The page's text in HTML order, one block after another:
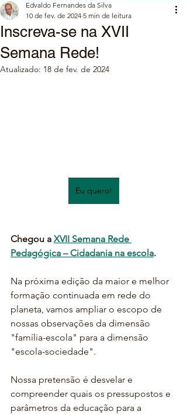
Inscreva-se na XVII
Semana Rede!
Edvaldo Fernandes da Silva
10 de fev. de 2024 5 min de leitura
Atualizado: 18 de fev. de 2024
Eu quero!
Chegou a XVII Semana Rede
Pedagógica – Cidadania na escola.
Na próxima edição da maior e melhor
formação continuada em rede do
planeta, vamos ampliar o escopo de
nossas observações da dimensão
"família-escola" para a dimensão
"escola-sociedade".
Nossa pretensão é desvelar e
compreender quais os pressupostos e
parâmetros da educação para a